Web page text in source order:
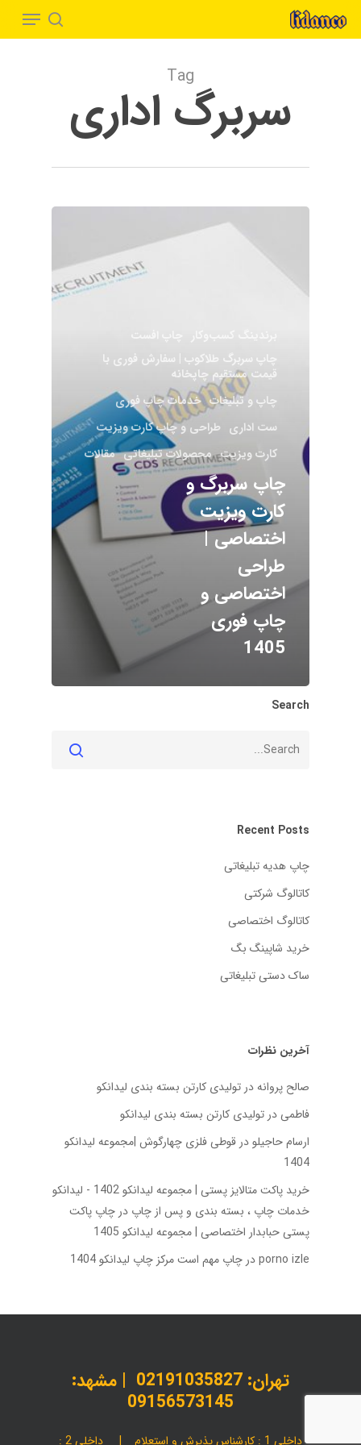
search
Menu
Tag
سربرگ اداری
چاپ افست
چاپ سربرگ طلاکوب | سفارش فوری با
قیمت مستقیم چاپخانه
چاپ و تبلیغات خدمات چاپ فوری
ست اداری طراحی و چاپ کارت ویزیت
کارت ویزیت محصولات تبلیغاتی مقالات
چاپ سربرگ و
کارت ویزیت
اختصاصی |
طراحی
اختصاصی و
چاپ فوری
1405
Search
Recent Posts
چاپ هدیه تبلیغاتی
کاتالوگ شرکتی
کاتالوگ اختصاصی
خرید شاپینگ بگ
ساک دستی تبلیغاتی
آخرین نظرات
صالح پروانهدر تولیدی کارتن بسته‌ بندی لیدانکو
فاطمیدر تولیدی کارتن بسته‌ بندی لیدانکو
ارسام حاجیلودر قوطی فلزی چهارگوش |مجموعه لیدانکو
1404
خرید پاکت متالایز پستی | مجموعه لیدانکو 1402 - لیدانکو
خدمات چاپ ، بسته بندی و پس از چاپ در چاپ پاکت
پستی حبابدار اختصاصی | مجموعه لیدانکو 1405
porno izleدر چاپ مهم است مرکز چاپ لیدانکو 1404
تهران: 02191035827 | مشهد:
09156573145
داخلی 1 : کارشناس پذیرش و استعلام | داخلی 2 :